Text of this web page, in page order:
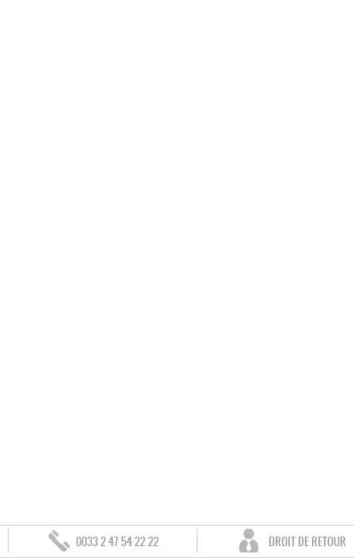
0033 2 47 54 22 22 DROIT DE RETOUR